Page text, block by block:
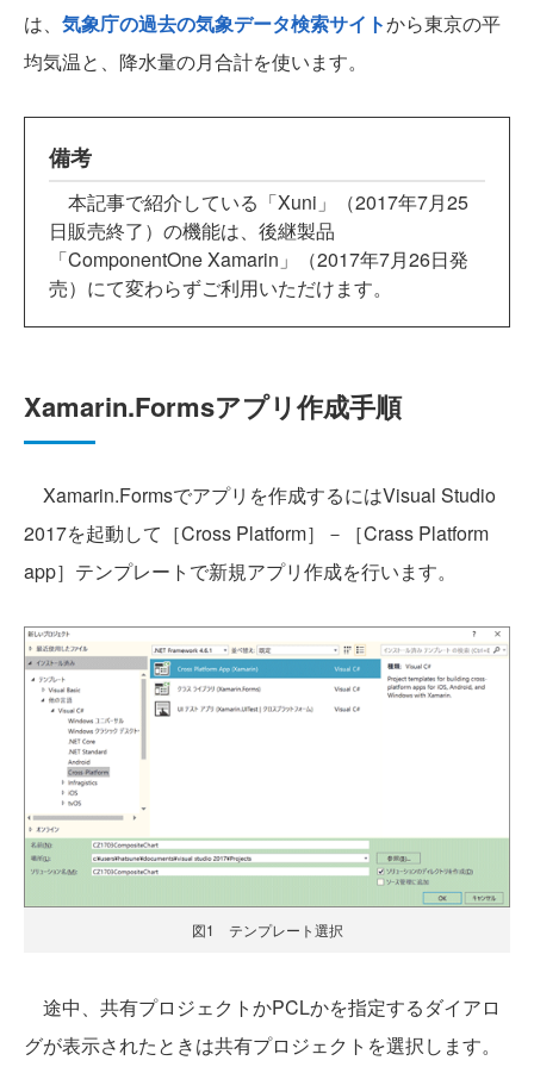
は、 気象庁の過去の気象データ検索サイトから東京の平
均気温と、降水量の月合計を使います。
備考
本記事で紹介している「Xuni」（2017年7月25
日販売終了）の機能は、後継製品
「ComponentOne Xamarin」（2017年7月26日発
売）にて変わらずご利用いただけます。
Xamarin.Formsアプリ作成手順
Xamarin.Formsでアプリを作成するにはVisual Studio
2017を起動して［Cross Platform］－［Crass Platform
app］テンプレートで新規アプリ作成を行います。
図1 テンプレート選択
途中、共有プロジェクトかPCLかを指定するダイアロ
グが表示されたときは共有プロジェクトを選択します。